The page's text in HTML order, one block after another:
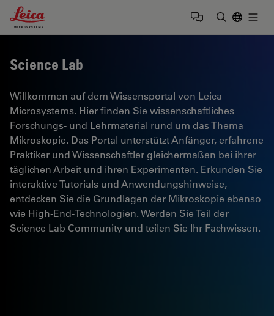
Leica Microsystems Logo
Science Lab
Willkommen auf dem Wissensportal von Leica
Microsystems. Hier finden Sie wissenschaftliches
Forschungs- und Lehrmaterial rund um das Thema
Mikroskopie. Das Portal unterstützt Anfänger, erfahrene
Praktiker und Wissenschaftler gleichermaßen bei ihrer
täglichen Arbeit und ihren Experimenten. Erkunden Sie
interaktive Tutorials und Anwendungshinweise,
entdecken Sie die Grundlagen der Mikroskopie ebenso
wie High-End-Technologien. Werden Sie Teil der
Science Lab Community und teilen Sie Ihr Fachwissen.